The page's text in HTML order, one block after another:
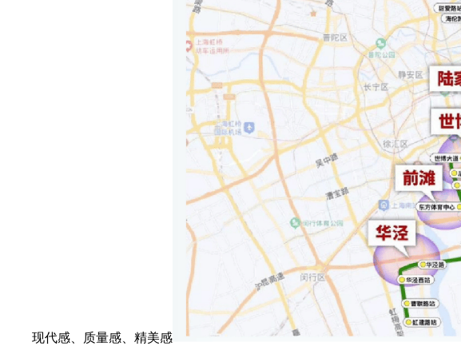
现代感、质量感、精美感